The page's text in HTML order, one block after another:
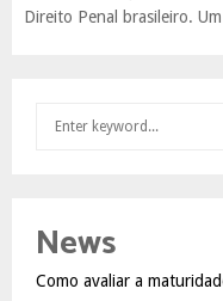
Direito Penal brasileiro.
h
o
News
Como avaliar a